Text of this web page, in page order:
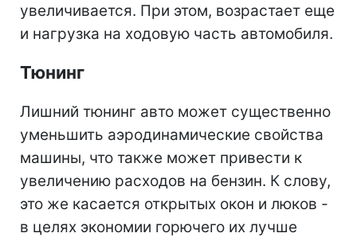
увеличивается. При этом, возрастает еще
и нагрузка на ходовую часть автомобиля.
Тюнинг
Лишний тюнинг авто может существенно
уменьшить аэродинамические свойства
машины, что также может привести к
увеличению расходов на бензин. К слову,
это же касается открытых окон и люков -
в целях экономии горючего их лучше